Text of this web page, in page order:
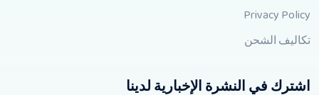
Privacy Policy
تكاليف الشحن
اشترك في النشرة الإخبارية لدينا